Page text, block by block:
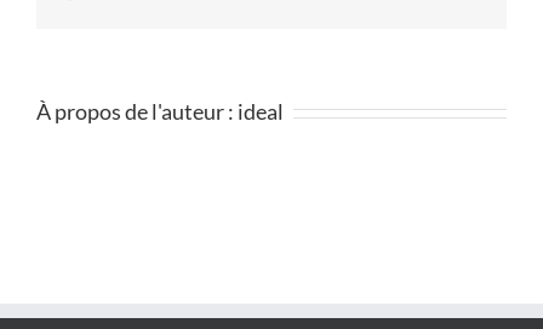
À propos de l'auteur : ideal